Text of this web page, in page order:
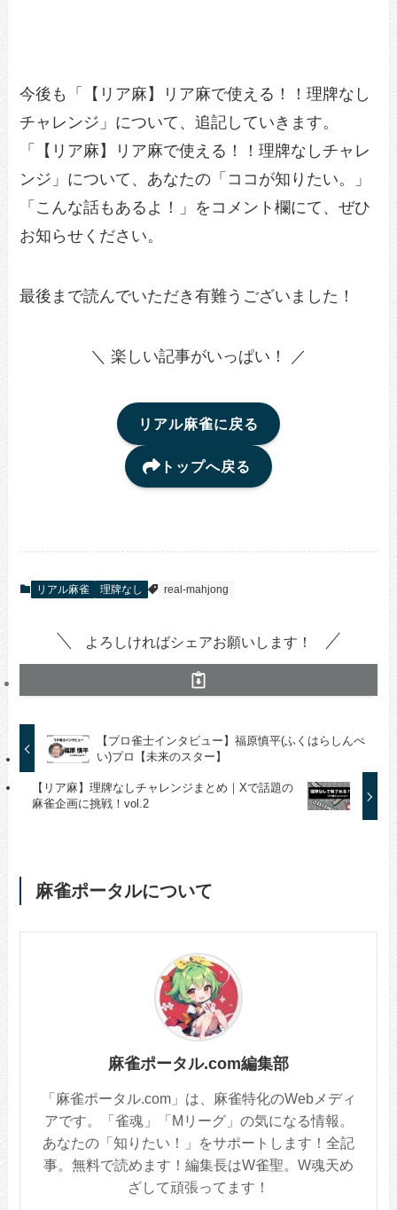
今後も「【リア麻】リア麻で使える！！理牌なし
チャレンジ」について、追記していきます。
「【リア麻】リア麻で使える！！理牌なしチャレ
ンジ」について、あなたの「ココが知りたい。」
「こんな話もあるよ！」をコメント欄にて、ぜひ
お知らせください。
最後まで読んでいただき有難うございました！
＼ 楽しい記事がいっぱい！ ／
リアル麻雀に戻る
トップへ戻る
リアル麻雀 理牌なし real-mahjong
よろしければシェアお願いします！
【プロ雀士インタビュー】福原慎平(ふくはらしんぺ
い)プロ【未来のスター】
【リア麻】理牌なしチャレンジまとめ｜Xで話題の
麻雀企画に挑戦！vol.2
麻雀ポータルについて
麻雀ポータル.com編集部
「麻雀ポータル.com」は、麻雀特化のWebメディ
アです。「雀魂」「Mリーグ」の気になる情報。
あなたの「知りたい！」をサポートします！全記
事。無料で読めます！編集長はW雀聖。W魂天め
ざして頑張ってます！